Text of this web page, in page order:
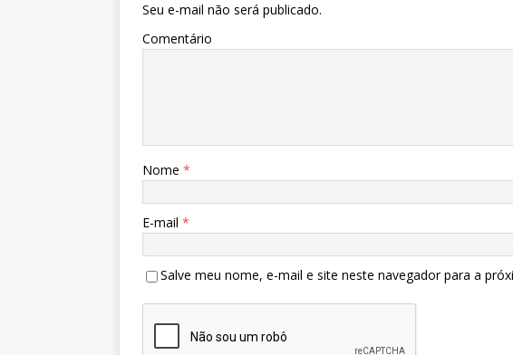
Seu e-mail não será publicado.
Comentário
Nome *
E-mail *
Salve meu nome, e-mail e site neste navegador para a